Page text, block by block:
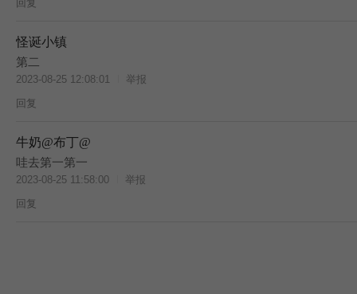
回复
怪诞小镇
第二
2023-08-25 12:08:01
举报
回复
牛奶@布丁@
哇去第一第一
2023-08-25 11:58:00
举报
回复